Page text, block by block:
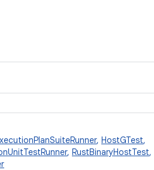
, HostGTest,
, RustBinaryHostTest,